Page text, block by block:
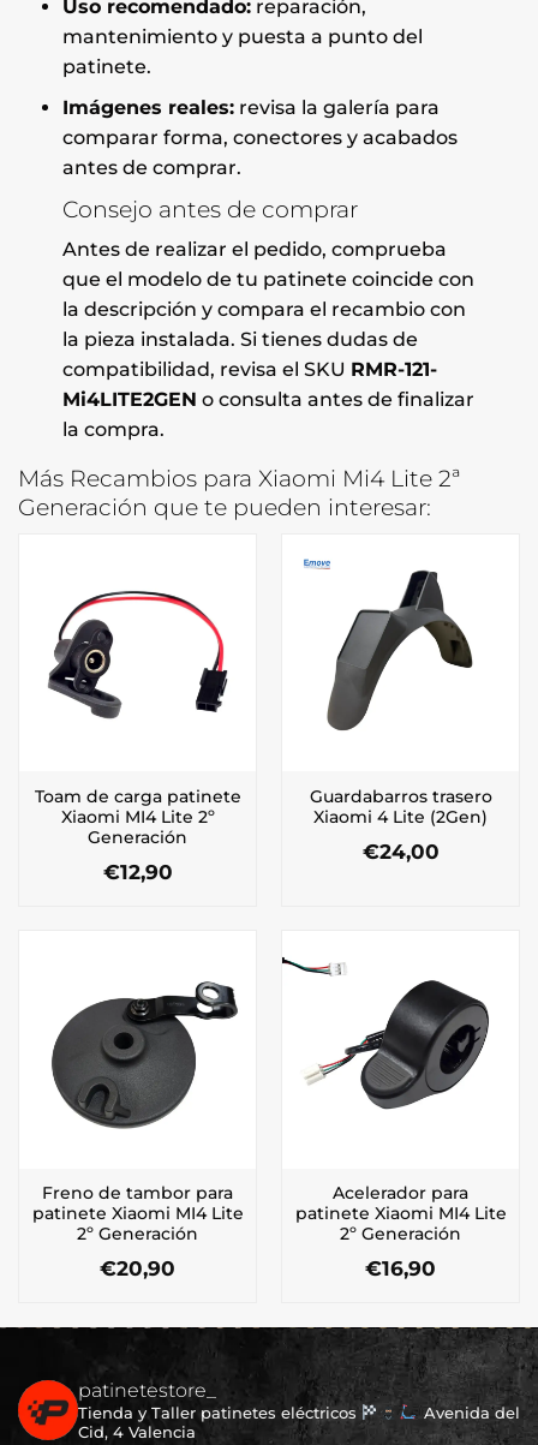
Uso recomendado:reparación,
mantenimiento y puesta a punto del
patinete.
Imágenes reales:revisa la galería para
comparar forma, conectores y acabados
antes de comprar.
Consejo antes de comprar
Antes de realizar el pedido, comprueba
que el modelo de tu patinete coincide con
la descripción y compara el recambio con
la pieza instalada. Si tienes dudas de
compatibilidad, revisa el SKU RMR-121-
Mi4LITE2GEN o consulta antes de finalizar
la compra.
Más Recambios para Xiaomi Mi4 Lite 2ª
Generación que te pueden interesar:
Toam de carga patinete
Xiaomi MI4 Lite 2º
Generación
€12,90
Guardabarros trasero
Xiaomi 4 Lite (2Gen)
€24,00
Freno de tambor para
patinete Xiaomi MI4 Lite
2º Generación
€20,90
Acelerador para
patinete Xiaomi MI4 Lite
2º Generación
€16,90
patinetestore_
Tienda y Taller patinetes eléctricos
Avenida del
Cid, 4 Valencia